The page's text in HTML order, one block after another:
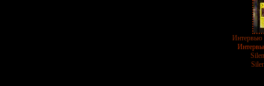
Интервью